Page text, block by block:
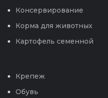
Консервирование
Корма для животных
Картофель семенной
Крепеж
Обувь